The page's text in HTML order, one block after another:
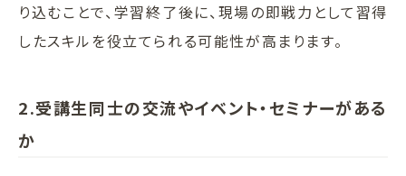
り込むことで、学習終了後に、現場の即戦力として習得
したスキルを役立てられる可能性が高まります。
2.受講生同士の交流やイベント・セミナーがある
か